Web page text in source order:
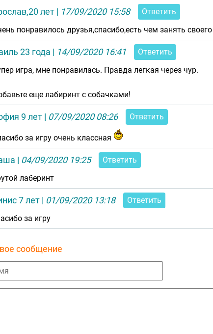
лет | 17/09/2020 15:58
Ответить
понравилось друзья,спасибо,есть чем занять
23 года | 14/09/2020 16:41
Ответить
игра, мне понравилась. Правда легкая через чур.
еще лабиринт с собачками!
9 лет | 07/09/2020 08:26 Ответить
за игру очень классная
| 04/09/2020 19:25
Ответить
лаберинт
7 лет | 01/09/2020 13:18
Ответить
за игру
сообщение